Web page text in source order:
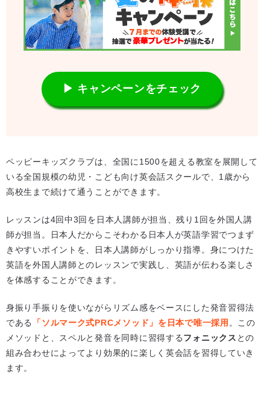
▶ キャンペーンをチェック
ペッピーキッズクラブは、全国に1500を超える教室を展開して
いる全国規模の幼児・こども向け英会話スクールで、1歳から
高校生まで続けて通うことができます。
レッスンは4回中3回を日本人講師が担当、残り1回を外国人講
師が担当。日本人だからこそわかる日本人が英語学習でつまず
きやすいポイントを、日本人講師がしっかり指導。身につけた
英語を外国人講師とのレッスンで実践し、英語が伝わる楽しさ
を体感することができます。
身振り手振りを使いながらリズム感をベースにした発音習得法
である
「ソルマーク式PRCメソッド」を日本で唯一採用 。この
メソッドと、スペルと発音を同時に習得するフォニックス との
組み合わせによってより効果的に楽しく英会話を習得していき
ます。